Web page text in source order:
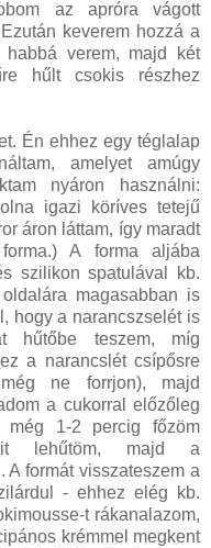
az apróra vágott
keverem hozzá a
verem, majd két
hűlt csokis részhez
Én ehhez egy téglalap
amelyet amúgy
nyáron használni:
igazi köríves tetejű
áron láttam, így maradt
A forma aljába
szilikon spatulával kb.
magasabban is
hogy a narancszselét is
hűtőbe teszem, míg
a narancslét csípősre
ne forrjon), majd
a cukorral előzőleg
még 1-2 percig főzöm
lehűtöm, majd a
A formát visszateszem a
- ehhez elég kb.
t rákanalazom,
krémmel megkent